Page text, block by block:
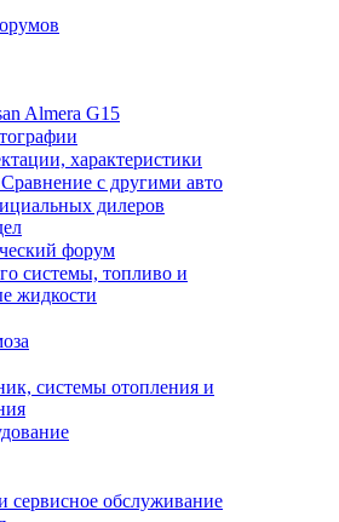
Almera G15
характеристики
с другими авто
дилеров
форум
системы, топливо и
жидкости
системы отопления и
обслуживание